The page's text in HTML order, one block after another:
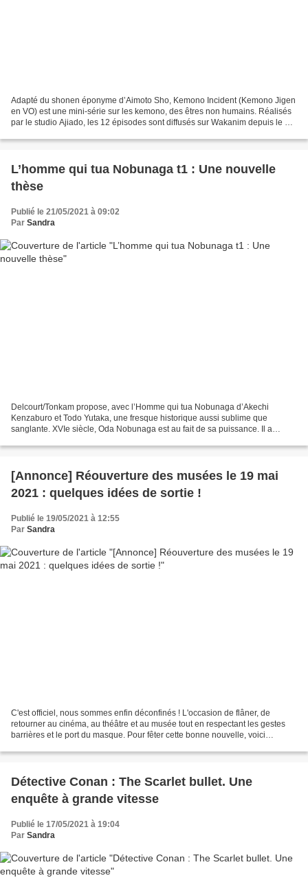
Adapté du shonen éponyme d’Aimoto Sho, Kemono Incident (Kemono Jigen
en VO) est une mini-série sur les kemono, des êtres non humains. Réalisés
par le studio Ajiado, les 12 épisodes sont diffusés sur Wakanim depuis le 10
L’homme qui tua Nobunaga t1 : Une nouvelle
thèse
Publié le 21/05/2021 à 09:02
Par Sandra
Delcourt/Tonkam propose, avec l’Homme qui tua Nobunaga d’Akechi
Kenzaburo et Todo Yutaka, une fresque historique aussi sublime que
sanglante. XVIe siècle, Oda Nobunaga est au fait de sa puissance. Il a
[Annonce] Réouverture des musées le 19 mai
2021 : quelques idées de sortie !
Publié le 19/05/2021 à 12:55
Par Sandra
C'est officiel, nous sommes enfin déconfinés ! L'occasion de flâner, de
retourner au cinéma, au théâtre et au musée tout en respectant les gestes
barrières et le port du masque. Pour fêter cette bonne nouvelle, voici
Détective Conan : The Scarlet bullet. Une
enquête à grande vitesse
Publié le 17/05/2021 à 19:04
Par Sandra